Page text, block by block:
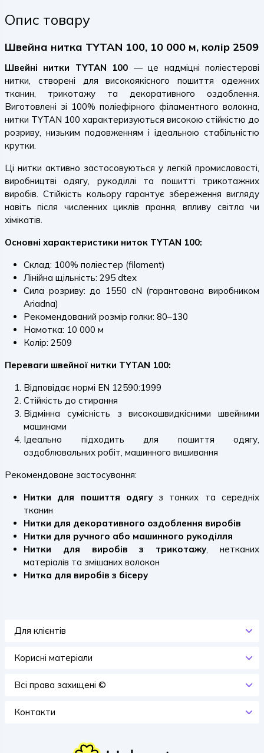
Опис товару
Швейна нитка TYTAN 100, 10 000 м, колір 2509
Швейні нитки TYTAN 100 — це надміцні поліестерові
нитки, створені для високоякісного пошиття одежних
тканин, трикотажу та декоративного оздоблення.
Виготовлені зі 100% поліефірного філаментного волокна,
нитки TYTAN 100 характеризуються високою стійкістю до
розриву, низьким подовженням і ідеальною стабільністю
крутки.
Ці нитки активно застосовуються у легкій промисловості,
виробництві одягу, рукоділлі та пошитті трикотажних
виробів. Стійкість кольору гарантує збереження вигляду
навіть після численних циклів прання, впливу світла чи
хімікатів.
Основні характеристики ниток TYTAN 100:
Склад: 100% поліестер (filament)
Лінійна щільність: 295 dtex
Сила розриву: до 1550 cN (гарантована виробником
Ariadna)
Рекомендований розмір голки: 80–130
Намотка: 10 000 м
Колір: 2509
Переваги швейної нитки TYTAN 100:
Відповідає нормі EN 12590:1999
Стійкість до стирання
Відмінна сумісність з високошвидкісними швейними
машинами
Ідеально підходить для пошиття одягу,
оздоблювальних робіт, машинного вишивання
Рекомендоване застосування:
Нитки для пошиття одягуз тонких та середніх
тканин
Нитки для декоративного оздоблення виробів
Нитки для ручного або машинного рукоділля
Нитки для виробів з трикотажу, нетканих
матеріалів та змішаних волокон
Нитка для виробів з бісеру
Для клієнтів
Корисні матеріали
Всi права захищенi ©
Контакти